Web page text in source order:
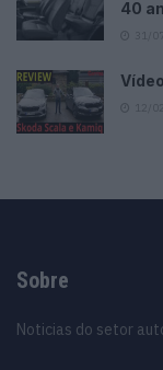
40
Sobre
Noticias do setor